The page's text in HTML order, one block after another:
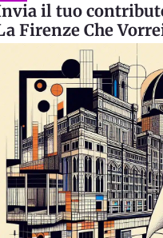
il tuo
Firenze Che